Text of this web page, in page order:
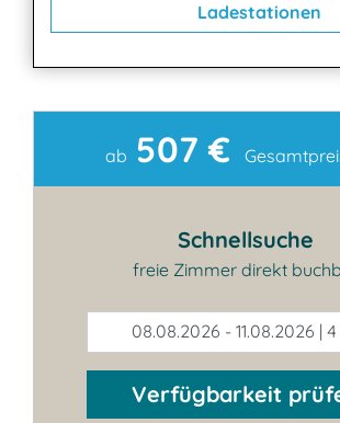
Ladestationen
Kontakt
ab 507 €
Schnellsuche
freie Zimmer direkt
08.08.2026 - 11.08.2026 |
Verfügbarkeit